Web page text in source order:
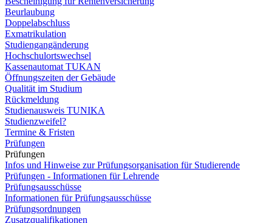
Beurlaubung
Doppelabschluss
Exmatrikulation
Studiengangänderung
Hochschulortswechsel
Kassenautomat TUKAN
Öffnungszeiten der Gebäude
Qualität im Studium
Rückmeldung
Studienausweis TUNIKA
Studienzweifel?
Termine & Fristen
Prüfungen
Prüfungen
Infos und Hinweise zur Prüfungsorganisation für Studierende
Prüfungen - Informationen für Lehrende
Prüfungsausschüsse
Informationen für Prüfungsausschüsse
Prüfungsordnungen
Zusatzqualifikationen